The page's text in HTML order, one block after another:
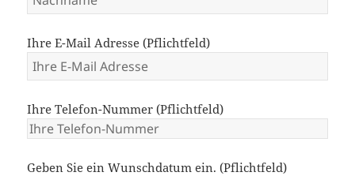
Ihre E-Mail Adresse (Pflichtfeld)
Ihre Telefon-Nummer (Pflichtfeld)
Geben Sie ein Wunschdatum ein. (Pflichtfeld)